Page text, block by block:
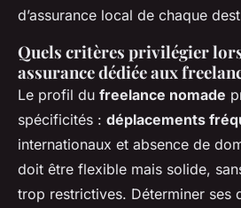
d’assurance local de chaque
Quels critères privilégier
assurance dédiée aux
Le profil du freelance nomade
spécificités : déplacements
internationaux et absence de
doit être flexible mais solide,
trop restrictives. Déterminer ses